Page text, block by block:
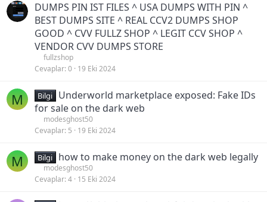
DUMPS PIN IST FILES ^ USA DUMPS WITH PIN ^
BEST DUMPS SITE ^ REAL CCV2 DUMPS SHOP
GOOD ^ CVV FULLZ SHOP ^ LEGIT CCV SHOP ^
VENDOR CVV DUMPS STORE
fullzshop
Cevaplar 0 19 Eki 2024
M Bilgi
Underworld marketplace exposed: Fake IDs
for sale on the dark web
modesghost50
Cevaplar 5 19 Eki 2024
M Bilgi how to make money on the dark web legally
modesghost50
Cevaplar 4 15 Eki 2024